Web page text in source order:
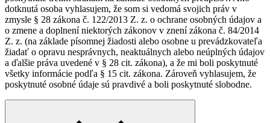
dotknutá osoba vyhlasujem, že som si vedomá svojich práv v
zmysle § 28 zákona č. 122/2013 Z. z. o ochrane osobných údajov a
o zmene a doplnení niektorých zákonov v znení zákona č. 84/2014
Z. z. (na základe písomnej žiadosti alebo osobne u prevádzkovateľa
žiadať o opravu nesprávnych, neaktuálnych alebo neúplných údajov
a ďalšie práva uvedené v § 28 cit. zákona), a že mi boli poskytnuté
všetky informácie podľa § 15 cit. zákona. Zároveň vyhlasujem, že
poskytnuté osobné údaje sú pravdivé a boli poskytnuté slobodne.